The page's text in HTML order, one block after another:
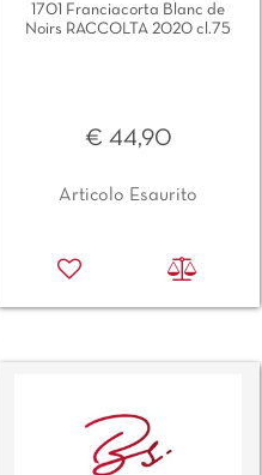
1701 Franciacorta Blanc de
Noirs RACCOLTA 2020 cl.75
€ 44,90
Articolo Esaurito